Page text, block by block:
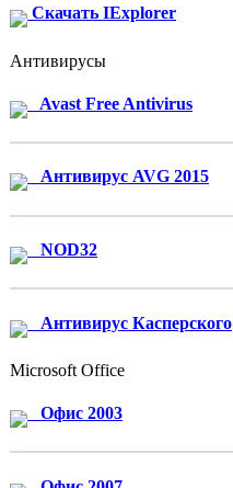
Скачать IExplorer
Антивирусы
Avast Free Antivirus
Антивирус AVG 2015
NOD32
Антивирус Касперского
Microsoft Office
Офис 2003